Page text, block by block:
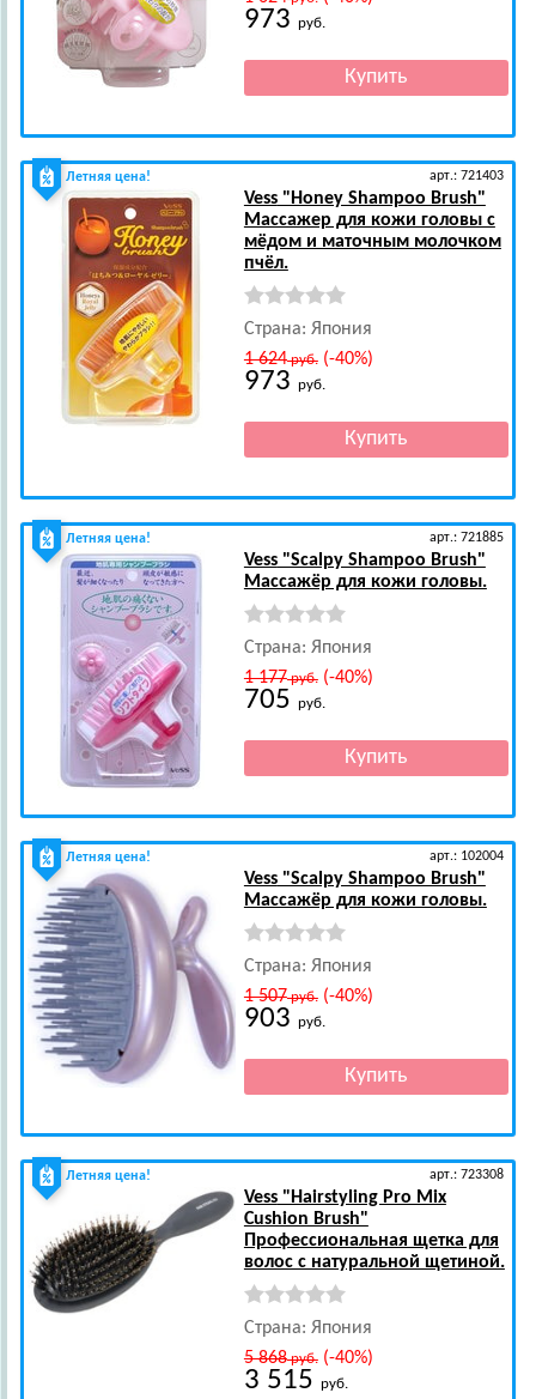
973 руб.
Летняя цена! арт.: 721403
Vess"Honey Shampoo Brush"
Массажер для кожи головы с
мёдом и маточным молочком
пчёл.
Страна: Япония
1 624руб.(-40%)
973 руб.
Летняя цена! арт.: 721885
Vess"Scalpy Shampoo Brush"
Массажёр для кожи головы.
Страна: Япония
1 177руб.(-40%)
705 руб.
Летняя цена! арт.: 102004
Vess"Scalpy Shampoo Brush"
Массажёр для кожи головы.
Страна: Япония
1 507руб.(-40%)
903 руб.
Летняя цена! арт.: 723308
Vess"Hairstyling Pro Mix
Cushion Brush"
Профессиональная щетка для
волос с натуральной щетиной.
Страна: Япония
5 868руб.(-40%)
3 515 руб.